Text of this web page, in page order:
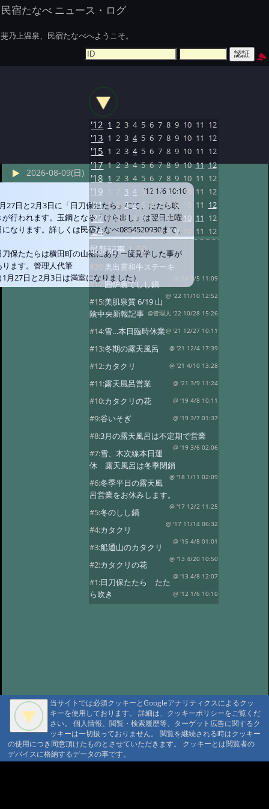
民宿たなべ ニュース・ログ
斐乃上温泉、民宿たなべへようこそ。
2026-08-09(日)
'12 1/6 10:10
27日と2月3日に「日刀保たたら」にて、たたら吹
が行われます。玉鋼となる「けら出し」は翌日土曜
になります。詳しくは民宿たなべ0854520930まで。
刀保たたらは横田町の山裾にあり一度見学した事が
ります。管理人代筆
1月27日と2月3日は満室になりました）
'12 1 2 3 4 5 6 7 8 9 10 11 12
'13 1 2 3 4 5 6 7 8 9 10 11 12
'15 1 2 3 4 5 6 7 8 9 10 11 12
'17 1 2 3 4 5 6 7 8 9 10 11 12
'18 1 2 3 4 5 6 7 8 9 10 11 12
'19 1 2 3 4 5 6 7 8 9 10 11 12
'21 1 2 3 4 5 6 7 8 9 11 12
'22 1 2 3 4 5 6 7 8 9 10 11 12
'24 1 2 3 4 5 6 7 8 9 11 12
最新記事 1-50
#20:奥出雲和牛ステーキ
@ '24 9/5 11:09
#17:囲炉裏でしし鍋
@ '22 11/10 12:52
#15:美肌泉質 6/19 山
陰中央新報記事 @管理人 '22 10/28 15:26
#14:雪…本日臨時休業@ '21 12/27 10:11
#13:冬期の露天風呂 @ '21 12/4 17:39
#12:カタクリ @ '21 4/10 13:28
#11:露天風呂営業 @ '21 3/9 11:24
#10:カタクリの花 @ '19 4/8 10:11
#9:谷いそぎ @ '19 3/7 01:37
#8:3月の露天風呂は不定期で営業
@ '19 3/6 02:06
#7:雪、木次線本日運
休 露天風呂は冬季閉鎖
@ '18 1/11 02:09
#6:冬季平日の露天風
呂営業をお休みします。
@ '17 12/2 11:25
#5:冬のしし鍋
@ '17 11/14 06:32
#4:カタクリ
@ '15 4/8 01:01
#3:船通山のカタクリ
@ '13 4/20 10:50
#2:カタクリの花
@ '13 4/8 12:07
#1:日刀保たたら たた
ら吹き
@ '12 1/6 10:10
当サイトでは必須クッキーとGoogleアナリティクスによるクッ
キーを使用しております。 詳細は、クッキーポリシーをご覧くだ
さい。 個人情報、閲覧・検索履歴等、ターゲット広告に関するク
ッキーは一切扱っておりません。 閲覧を継続される時はクッキー
の使用につき同意頂けたものとさせていただきます。 クッキーとは閲覧者の
デバイスに格納するデータの事です。